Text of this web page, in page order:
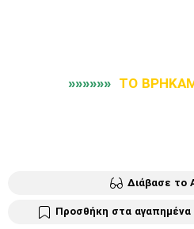
»»»»»» ΤΟ
Διάβασε το
Προσθήκη στα αγαπημένα